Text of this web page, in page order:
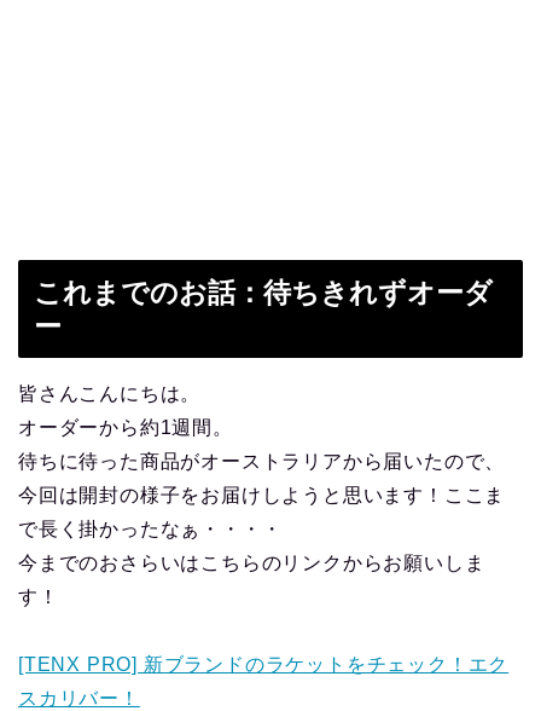
これまでのお話：待ちきれずオーダ
ー
皆さんこんにちは。
オーダーから約1週間。
待ちに待った商品がオーストラリアから届いたので、
今回は開封の様子をお届けしようと思います！ここま
で長く掛かったなぁ・・・・
今までのおさらいはこちらのリンクからお願いしま
す！
[TENX PRO] 新ブランドのラケットをチェック！エク
スカリバー！